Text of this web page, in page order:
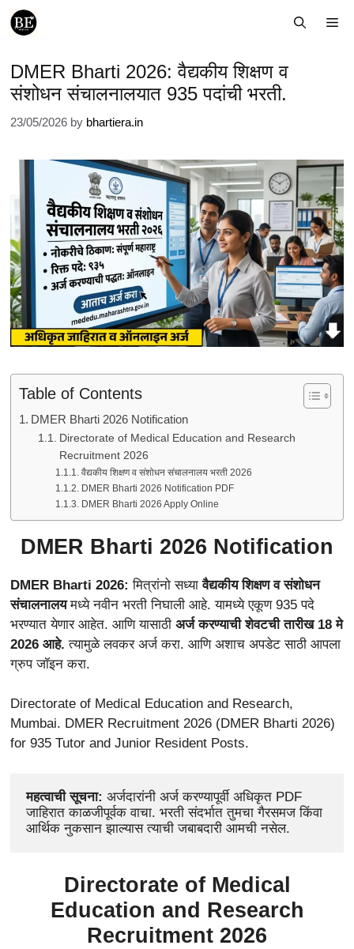
Skip
DMER Bharti 2026: वैद्यकीय शिक्षण व
संशोधन संचालनालयात 935 पदांची भरती.
23/05/2026 by bhartiera.in
Table of Contents
DMER Bharti 2026 Notification
Directorate of Medical Education and Research
Recruitment 2026
वैद्यकीय शिक्षण व संशोधन संचालनालय भरती 2026
DMER Bharti 2026 Notification PDF
DMER Bharti 2026 Apply Online
DMER Bharti 2026 Notification
DMER Bharti 2026: मित्रांनो सध्यावैद्यकीय शिक्षण व संशोधन
संचालनालयमध्ये नवीन भरती निघाली आहे. यामध्ये एकूण 935 पदे
भरण्यात येणार आहेत. आणि यासाठी अर्ज करण्याची शेवटची तारीख 18 मे
2026 आहे.त्यामुळे लवकर अर्ज करा. आणि अशाच अपडेट साठी आपला
ग्रुप जॉइन करा.
Directorate of Medical Education and Research,
Mumbai. DMER Recruitment 2026 (DMER Bharti 2026)
for 935 Tutor and Junior Resident Posts.
महत्वाची सूचना: अर्जदारांनी अर्ज करण्यापूर्वी अधिकृत PDF
जाहिरात काळजीपूर्वक वाचा. भरती संदर्भात तुमचा गैरसमज किंवा
आर्थिक नुकसान झाल्यास त्याची जबाबदारी आमची नसेल.
Directorate of Medical
Education and Research
Recruitment 2026